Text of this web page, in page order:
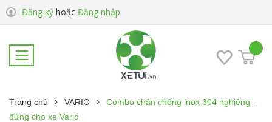
Đăng ký hoặc Đăng nhập
Trang chủ VARIO
Combo chân chống inox 304 nghiêng -
đứng cho xe Vario